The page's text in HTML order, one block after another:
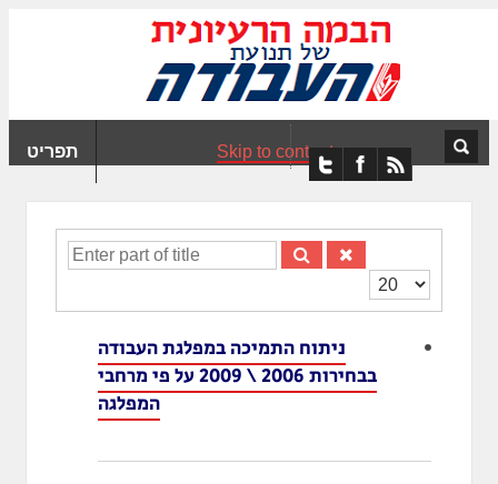
תפריט Skip to content
Enter
of
הצגת
#
ניתוח התמיכה במפלגת העבודה
בבחירות 2006 \ 2009 על פי מרחבי
המפלגה